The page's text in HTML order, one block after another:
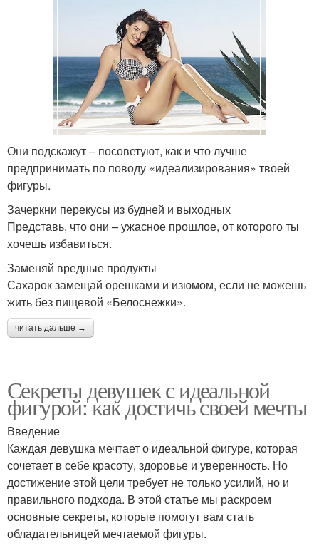
Они подскажут – посоветуют, как и что лучше
предпринимать по поводу «идеализирования» твоей
фигуры.
Зачеркни перекусы из будней и выходных
Представь, что они – ужасное прошлое, от которого ты
хочешь избавиться.
Заменяй вредные продукты
Сахарок замещай орешками и изюмом, если не можешь
жить без пищевой «Белоснежки».
читать дальше →
Секреты девушек с идеальной
фигурой: как достичь своей мечты
Введение
Каждая девушка мечтает о идеальной фигуре, которая
сочетает в себе красоту, здоровье и уверенность. Но
достижение этой цели требует не только усилий, но и
правильного подхода. В этой статье мы раскроем
основные секреты, которые помогут вам стать
обладательницей мечтаемой фигуры.